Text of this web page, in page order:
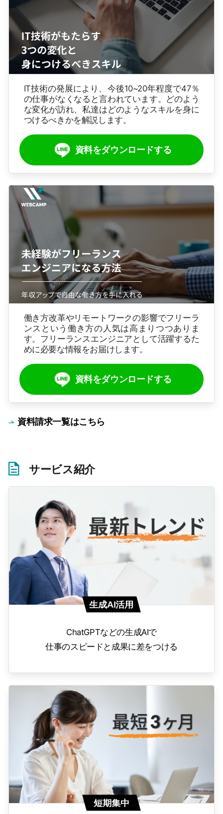
IT技術の発展により、今後10~20年程度で47％
の仕事がなくなると言われています。どのよう
な変化が訪れ、私達はどのようなスキルを身に
つけるべきかを解説します。
資料をダウンロードする
働き方改革やリモートワークの影響でフリーラ
ンスという働き方の人気は高まりつつありま
す。フリーランスエンジニアとして活躍するた
めに必要な情報をお届けします。
資料をダウンロードする
資料請求一覧はこちら
サービス紹介
生成AI活用
ChatGPTなどの生成AIで
仕事のスピードと成果に差をつける
短期集中